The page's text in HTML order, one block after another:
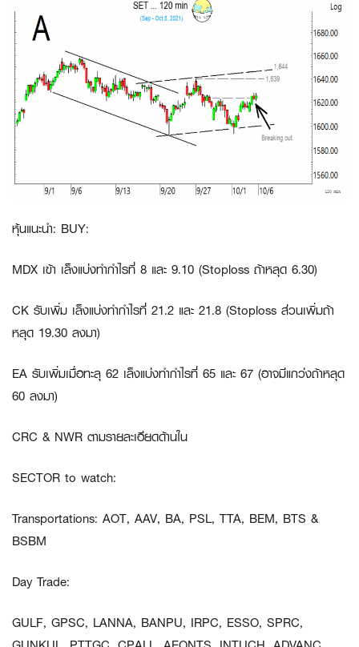
หุ้นแนะนำ: BUY:
MDX เข้า เล็งแบ่งทำกำไรที่ 8 และ 9.10 (Stoploss ถ้าหลุด 6.30)
CK รับเพิ่ม เล็งแบ่งทำกำไรที่ 21.2 และ 21.8 (Stoploss ส่วนเพิ่มถ้า
หลุด 19.30 ลงมา)
EA รับเพิ่มเมื่อทะลุ 62 เล็งแบ่งทำกำไรที่ 65 และ 67 (อาจมีแกว่งถ้าหลุด
60 ลงมา)
CRC & NWR ตามรายละเอียดด้านใน
SECTOR to watch:
Transportations: AOT, AAV, BA, PSL, TTA, BEM, BTS &
BSBM
Day Trade:
GULF, GPSC, LANNA, BANPU, IRPC, ESSO, SPRC,